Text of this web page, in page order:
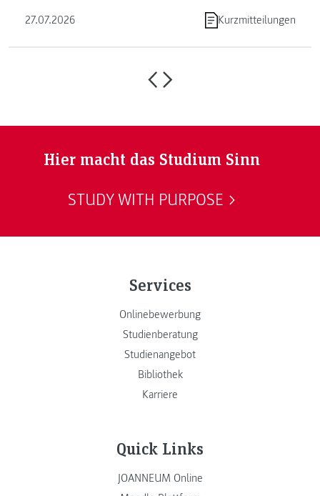
27.07.2026
Kurzmitteilungen
Hier macht das Studium Sinn
STUDY WITH PURPOSE
Services
Onlinebewerbung
Studienberatung
Studienangebot
Bibliothek
Karriere
Quick Links
JOANNEUM Online